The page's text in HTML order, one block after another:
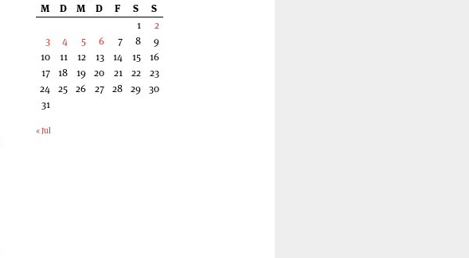
M
D M D F S
S
1
2
3
4 5 6 7 8
9
10
11 12 13 14 15
16
17 18 19 20 21 22
23
24 25 26 27 28 29 30
31
« Jul